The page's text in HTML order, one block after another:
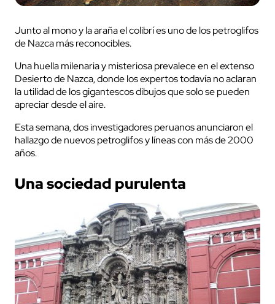
Junto al mono y la araña el colibrí es uno de los petroglifos
de Nazca más reconocibles.
Una huella milenaria y misteriosa prevalece en el extenso
Desierto de Nazca, donde los expertos todavía no aclaran
la utilidad de los gigantescos dibujos que solo se pueden
apreciar desde el aire.
Esta semana, dos investigadores peruanos anunciaron el
hallazgo de nuevos petroglifos y líneas con más de 2000
años.
Una sociedad purulenta